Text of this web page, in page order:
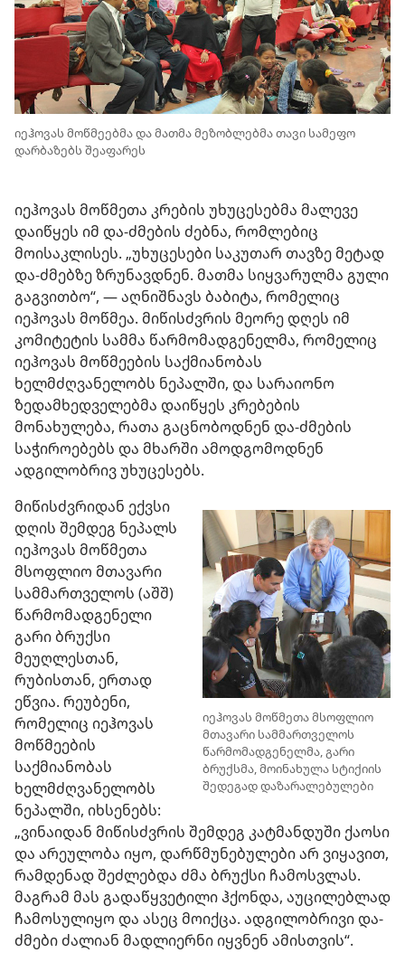
იეჰოვას მოწმეებმა და მათმა მეზობლებმა თავი სამეფო
დარბაზებს შეაფარეს
იეჰოვას მოწმეთა კრების უხუცესებმა მალევე
დაიწყეს იმ და-ძმების ძებნა, რომლებიც
მოისაკლისეს. „უხუცესები საკუთარ თავზე მეტად
და-ძმებზე ზრუნავდნენ. მათმა სიყვარულმა გული
გაგვითბო“, — აღნიშნავს ბაბიტა, რომელიც
იეჰოვას მოწმეა. მიწისძვრის მეორე დღეს იმ
კომიტეტის სამმა წარმომადგენელმა, რომელიც
იეჰოვას მოწმეების საქმიანობას
ხელმძღვანელობს ნეპალში, და სარაიონო
ზედამხედველებმა დაიწყეს კრებების
მონახულება, რათა გაცნობოდნენ და-ძმების
საჭიროებებს და მხარში ამოდგომოდნენ
ადგილობრივ უხუცესებს.
იეჰოვას მოწმეთა მსოფლიო
მთავარი სამმართველოს
წარმომადგენელმა, გარი
ბრუქსმა, მოინახულა სტიქიის
შედეგად დაზარალებულები
მიწისძვრიდან ექვსი
დღის შემდეგ ნეპალს
იეჰოვას მოწმეთა
მსოფლიო მთავარი
სამმართველოს (აშშ)
წარმომადგენელი
გარი ბრუქსი
მეუღლესთან,
რუბისთან, ერთად
ეწვია. რეუბენი,
რომელიც იეჰოვას
მოწმეების
საქმიანობას
ხელმძღვანელობს
ნეპალში, იხსენებს:
„ვინაიდან მიწისძვრის შემდეგ კატმანდუში ქაოსი
და არეულობა იყო, დარწმუნებულები არ ვიყავით,
რამდენად შეძლებდა ძმა ბრუქსი ჩამოსვლას.
მაგრამ მას გადაწყვეტილი ჰქონდა, აუცილებლად
ჩამოსულიყო და ასეც მოიქცა. ადგილობრივი და-
ძმები ძალიან მადლიერნი იყვნენ ამისთვის“.